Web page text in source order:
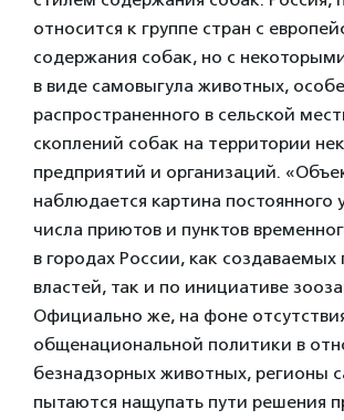
относится к группе стран с
содержания собак, но с
в виде самовыгула животных,
распространенного в сельской
скоплений собак на территории
предприятий и организаций.
наблюдается картина постоянного
числа приютов и пунктов
в городах России, как
властей, так и по инициативе
Официально же, на фоне
общенациональной политики в
безнадзорных животных, регионы
пытаются нащупать пути решения